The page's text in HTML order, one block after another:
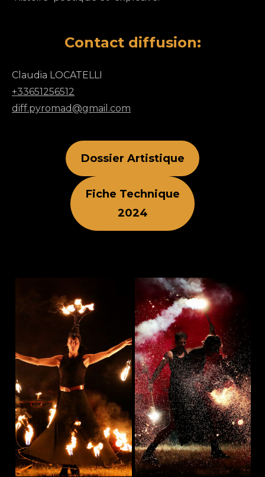
Contact diffusion:
Claudia LOCATELLI
+33651256512
diff.pyromad@gmail.com
Dossier Artistique
Fiche Technique
2024